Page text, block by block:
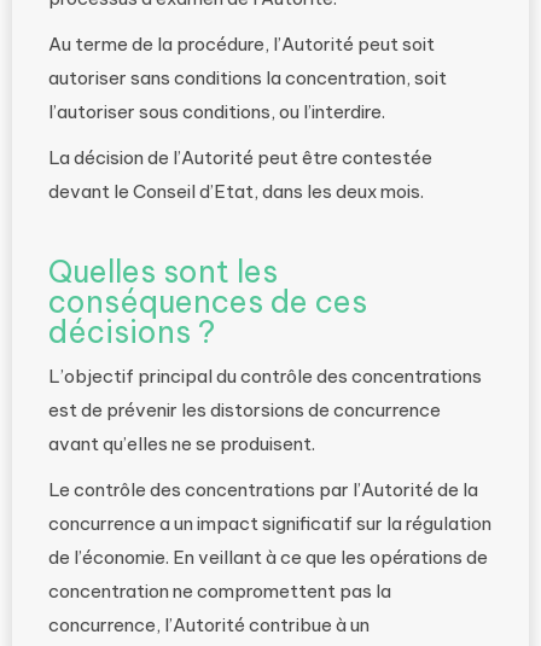
Au terme de la procédure, l’Autorité peut soit
autoriser sans conditions la concentration, soit
l’autoriser sous conditions, ou l’interdire.
La décision de l’Autorité peut être contestée
devant le Conseil d’Etat, dans les deux mois.
Quelles sont les
conséquences de ces
décisions ?
L’objectif principal du contrôle des concentrations
est de prévenir les distorsions de concurrence
avant qu’elles ne se produisent.
Le contrôle des concentrations par l’Autorité de la
concurrence a un impact significatif sur la régulation
de l’économie. En veillant à ce que les opérations de
concentration ne compromettent pas la
concurrence, l’Autorité contribue à un